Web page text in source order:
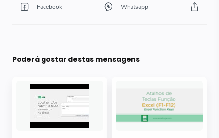
Poderá gostar destas mensagens